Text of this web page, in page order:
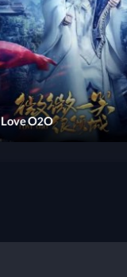
Scripting Your Destiny